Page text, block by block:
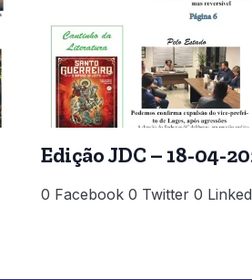
Edição JDC – 18-04-
0 Facebook 0 Twitter 0